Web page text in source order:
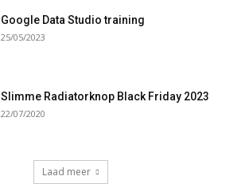
Google Data Studio training
25/05/2023
Slimme Radiatorknop Black Friday 2023
22/07/2020
Laad meer